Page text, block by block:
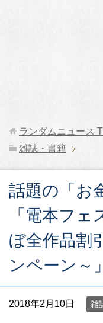
ランダムニュース
雑誌・書籍
話題の「お
「電本フェ
ぼ全作品割
ンペーン～
2018年2月10日 雑